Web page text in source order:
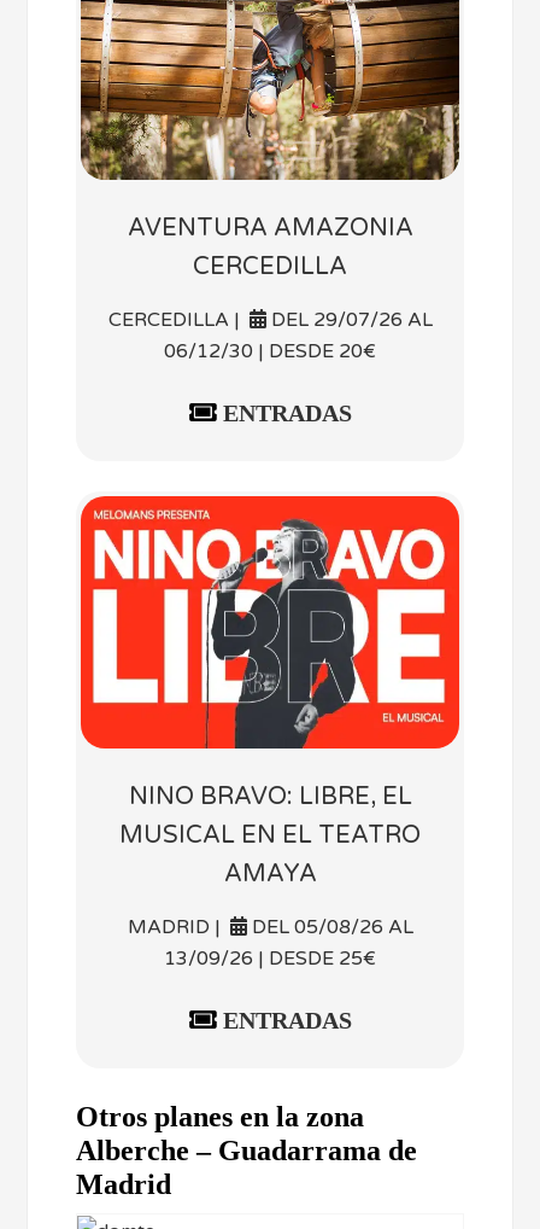
AVENTURA AMAZONIA
CERCEDILLA
CERCEDILLA |
DEL 29/07/26 AL
06/12/30 | DESDE 20€
ENTRADAS
NINO BRAVO: LIBRE, EL
MUSICAL EN EL TEATRO
AMAYA
MADRID |
DEL 05/08/26 AL
13/09/26 | DESDE 25€
ENTRADAS
Otros planes en la zona
Alberche – Guadarrama de
Madrid